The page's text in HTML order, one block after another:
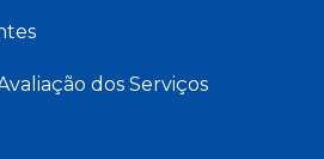
dos Serviços